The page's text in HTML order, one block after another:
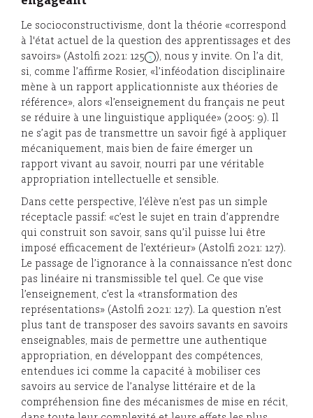
Le socioconstructivisme, dont la théorie «correspond
à l'état actuel de la question des apprentissages et des
savoirs» (Astolfi 2021: 125
5
), nous y invite. On l’a dit,
si, comme l’affirme Rosier, «l’inféodation disciplinaire
mène à un rapport applicationniste aux théories de
référence», alors «l’enseignement du français ne peut
se réduire à une linguistique appliquée» (2005: 9). Il
ne s’agit pas de transmettre un savoir figé à appliquer
mécaniquement, mais bien de faire émerger un
rapport vivant au savoir, nourri par une véritable
appropriation intellectuelle et sensible.
Dans cette perspective, l’élève n’est pas un simple
réceptacle passif: «c’est le sujet en train d’apprendre
qui construit son savoir, sans qu’il puisse lui être
imposé efficacement de l’extérieur» (Astolfi 2021: 127).
Le passage de l’ignorance à la connaissance n’est donc
pas linéaire ni transmissible tel quel. Ce que vise
l’enseignement, c’est la «transformation des
représentations» (Astolfi 2021: 127). La question n’est
plus tant de transposer des savoirs savants en savoirs
enseignables, mais de permettre une authentique
appropriation, en développant des compétences,
entendues ici comme la capacité à mobiliser ces
savoirs au service de l’analyse littéraire et de la
compréhension fine des mécanismes de mise en récit,